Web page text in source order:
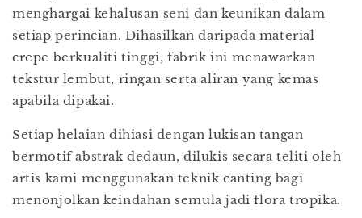
menghargai kehalusan seni dan keunikan dalam
setiap perincian. Dihasilkan daripada material
crepe berkualiti tinggi, fabrik ini menawarkan
tekstur lembut, ringan serta aliran yang kemas
apabila dipakai.
Setiap helaian dihiasi dengan lukisan tangan
bermotif abstrak dedaun, dilukis secara teliti oleh
artis kami menggunakan teknik canting bagi
menonjolkan keindahan semula jadi flora tropika.